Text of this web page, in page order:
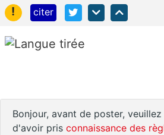
!
citer
Bonjour, avant de poster,
d'avoir pris connaissance des